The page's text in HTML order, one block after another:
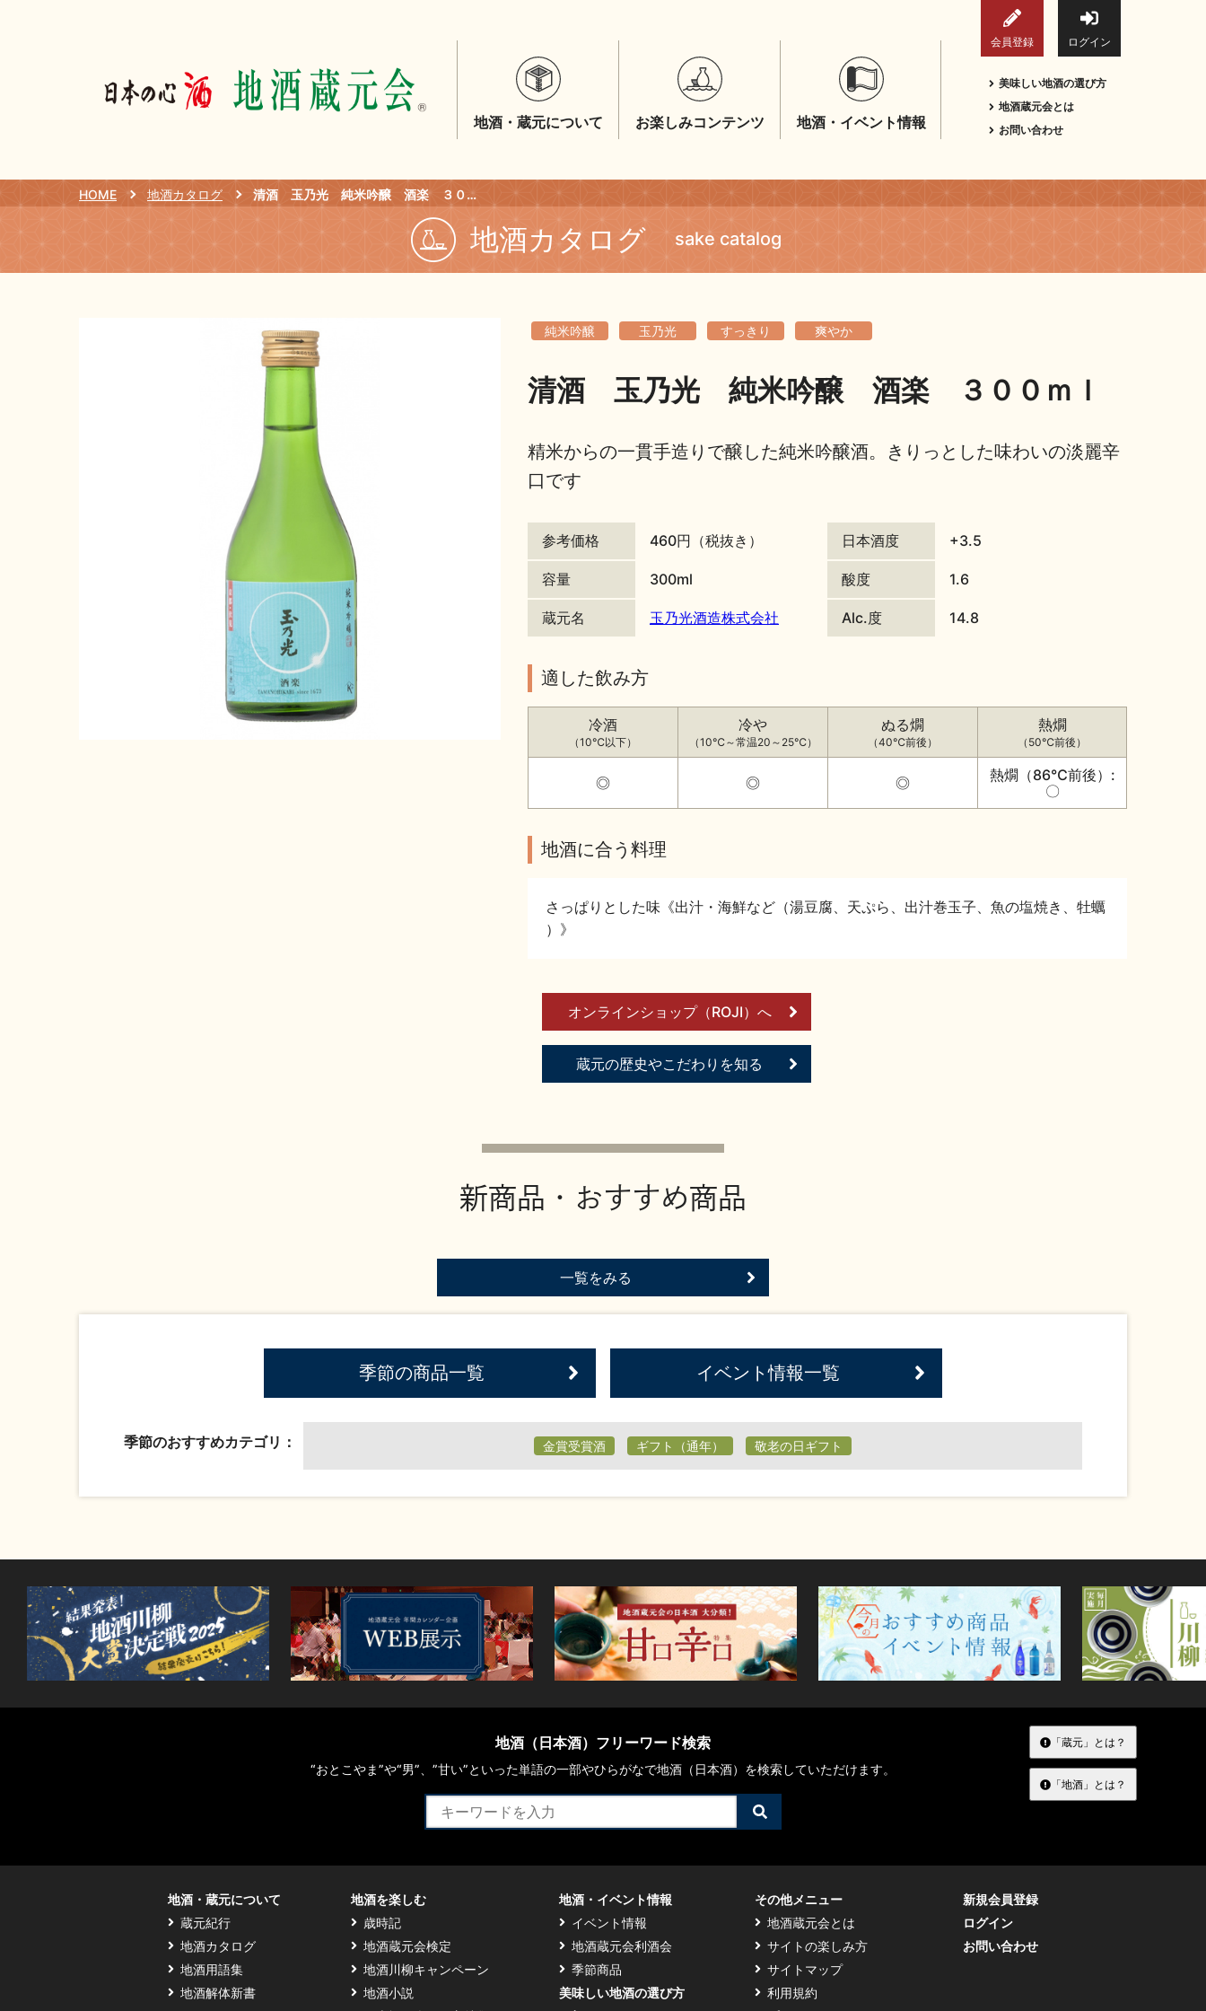
会員登録 ログイン
地酒・蔵元について お楽しみコンテンツ 地酒・イベント情報
美味しい地酒の選び方
地酒蔵元会とは
お問い合わせ
HOME 地酒カタログ 清酒 玉乃光 純米吟醸 酒楽 ３００ｍｌ
地酒カタログ sake catalog
純米吟醸 玉乃光 すっきり 爽やか
清酒 玉乃光 純米吟醸 酒楽 ３００ｍｌ
精米からの一貫手造りで醸した純米吟醸酒。きりっとした味わいの淡麗辛
口です
参考価格 460円（税抜き）
容量 300ml
蔵元名 玉乃光酒造株式会社
日本酒度 +3.5
酸度 1.6
Alc.度 14.8
適した飲み方
冷酒
（10℃以下）
冷や
（10℃～常温20～25℃）
ぬる燗
（40℃前後）
熱燗
（50℃前後）
◎ ◎ ◎
熱燗（86℃前後）:
〇
地酒に合う料理
さっぱりとした味《出汁・海鮮など（湯豆腐、天ぷら、出汁巻玉子、魚の塩焼き、牡蠣
）》
オンラインショップ（ROJI）へ
蔵元の歴史やこだわりを知る
新商品・おすすめ商品
一覧をみる
季節の商品一覧 イベント情報一覧
季節のおすすめカテゴリ： 金賞受賞酒 ギフト（通年） 敬老の日ギフト
地酒（日本酒）フリーワード検索
“おとこやま”や“男”、”甘い”といった単語の一部やひらがなで地酒（日本酒）を検索していただけます。
検
索
「蔵元」とは？
「地酒」とは？
地酒・蔵元について
蔵元紀行
地酒カタログ
地酒用語集
地酒解体新書
地酒を楽しむ
歳時記
地酒蔵元会検定
地酒川柳キャンペーン
地酒小説
地酒・イベント情報
イベント情報
地酒蔵元会利酒会
季節商品
美味しい地酒の選び方
その他メニュー
地酒蔵元会とは
サイトの楽しみ方
サイトマップ
利用規約
新規会員登録
ログイン
お問い合わせ